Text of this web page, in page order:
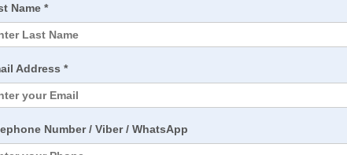
Name *
Address *
Number / Viber / WhatsApp